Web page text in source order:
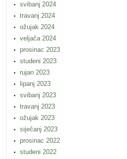
svibanj 2024
travanj 2024
ožujak 2024
veljača 2024
prosinac 2023
studeni 2023
rujan 2023
lipanj 2023
svibanj 2023
travanj 2023
ožujak 2023
siječanj 2023
prosinac 2022
studeni 2022